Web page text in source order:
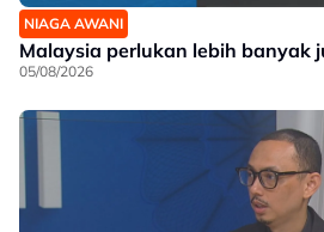
NIAGA AWANI
Malaysia perlukan lebih banyak
05/08/2026